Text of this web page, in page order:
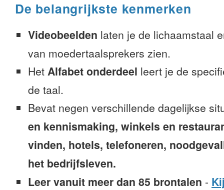
De belangrijkste kenmerken
Videobeelden laten je de lichaamstaal
van moedertaalsprekers zien.
Het Alfabet onderdeel leert je de
de taal.
Bevat negen verschillende dagelijkse
en kennismaking, winkels en
vinden, hotels, telefoneren,
het bedrijfsleven.
Leer vanuit meer dan 85 brontalen -